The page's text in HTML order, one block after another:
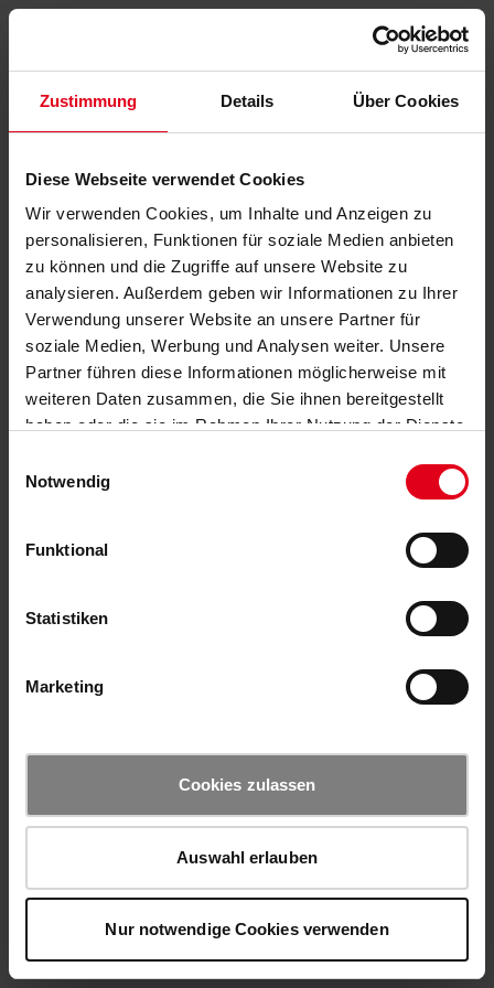
Zustimmung Details Über Cookies
Diese Webseite verwendet Cookies
Wir verwenden Cookies, um Inhalte und Anzeigen zu
personalisieren, Funktionen für soziale Medien anbieten
zu können und die Zugriffe auf unsere Website zu
analysieren. Außerdem geben wir Informationen zu Ihrer
Verwendung unserer Website an unsere Partner für
soziale Medien, Werbung und Analysen weiter. Unsere
Partner führen diese Informationen möglicherweise mit
weiteren Daten zusammen, die Sie ihnen bereitgestellt
haben oder die sie im Rahmen Ihrer Nutzung der Dienste
Notwendig
Funktional
Statistiken
Marketing
Cookies zulassen
Auswahl erlauben
Nur notwendige Cookies verwenden